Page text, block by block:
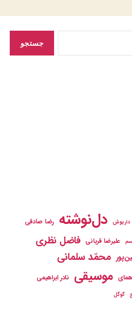
داریوش دل‌نوشته رضا صادقی
علیرضا قربانی فاضل نظری
محمّد سلمانی
موسیقی نادر ابراهیمی
گوگل